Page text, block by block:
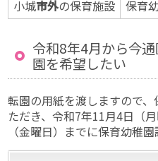
小城市外の保育施設 保育
令和8年4月から今
園を希望したい
転園の用紙を渡しますので
ただき、令和7年11月4日（
（金曜日）までに保育幼稚